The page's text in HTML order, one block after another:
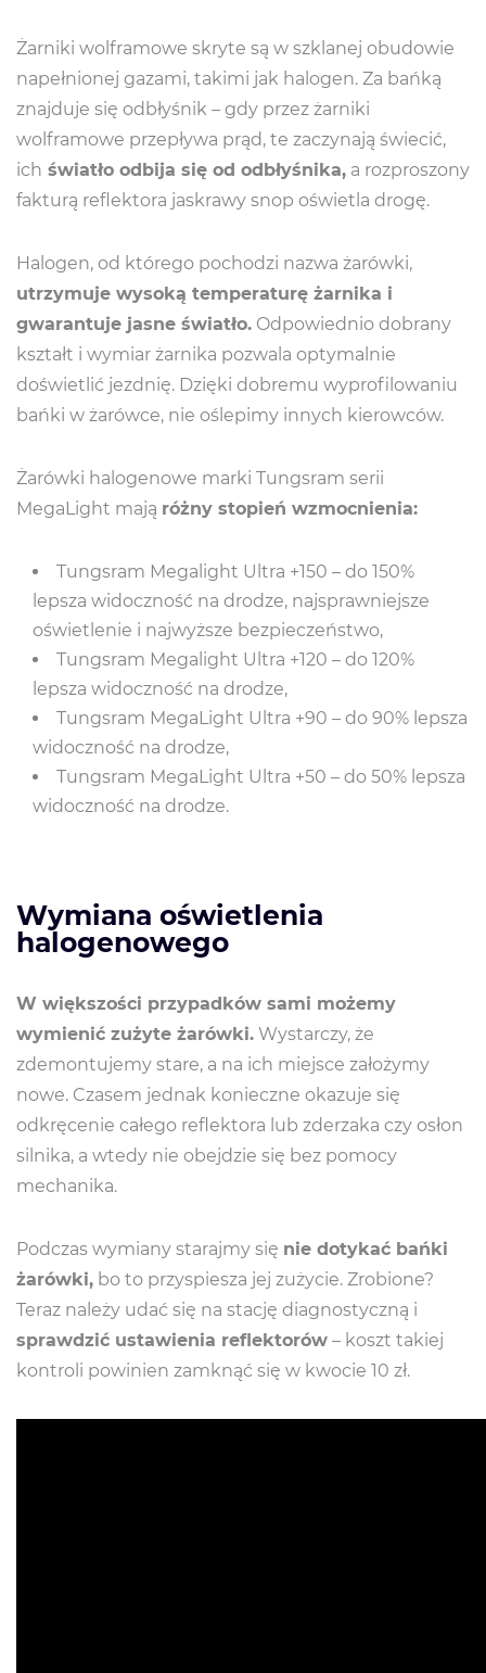
Żarniki wolframowe skryte są w szklanej obudowie
napełnionej gazami, takimi jak halogen. Za bańką
znajduje się odbłyśnik – gdy przez żarniki
wolframowe przepływa prąd, te zaczynają świecić,
ich światło odbija się od odbłyśnika, a rozproszony
fakturą reflektora jaskrawy snop oświetla drogę.
Halogen, od którego pochodzi nazwa żarówki,
utrzymuje wysoką temperaturę żarnika i
gwarantuje jasne światło. Odpowiednio dobrany
kształt i wymiar żarnika pozwala optymalnie
doświetlić jezdnię. Dzięki dobremu wyprofilowaniu
bańki w żarówce, nie oślepimy innych kierowców.
Żarówki halogenowe marki Tungsram serii
MegaLight mają różny stopień wzmocnienia:
Tungsram Megalight Ultra +150 – do 150%
lepsza widoczność na drodze, najsprawniejsze
oświetlenie i najwyższe bezpieczeństwo,
Tungsram Megalight Ultra +120 – do 120%
lepsza widoczność na drodze,
Tungsram MegaLight Ultra +90 – do 90% lepsza
widoczność na drodze,
Tungsram MegaLight Ultra +50 – do 50% lepsza
widoczność na drodze.
Wymiana oświetlenia
halogenowego
W większości przypadków sami możemy
wymienić zużyte żarówki. Wystarczy, że
zdemontujemy stare, a na ich miejsce założymy
nowe. Czasem jednak konieczne okazuje się
odkręcenie całego reflektora lub zderzaka czy osłon
silnika, a wtedy nie obejdzie się bez pomocy
mechanika.
Podczas wymiany starajmy się nie dotykać bańki
żarówki, bo to przyspiesza jej zużycie. Zrobione?
Teraz należy udać się na stację diagnostyczną i
sprawdzić ustawienia reflektorów – koszt takiej
kontroli powinien zamknąć się w kwocie 10 zł.